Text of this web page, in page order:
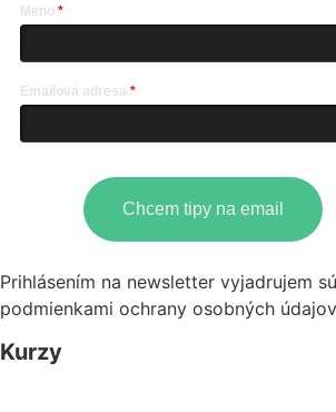
Meno
Emailová adresa
Chcem tipy na email
Prihlásením na newsletter vyjadrujem
podmienkami ochrany osobných
Kurzy